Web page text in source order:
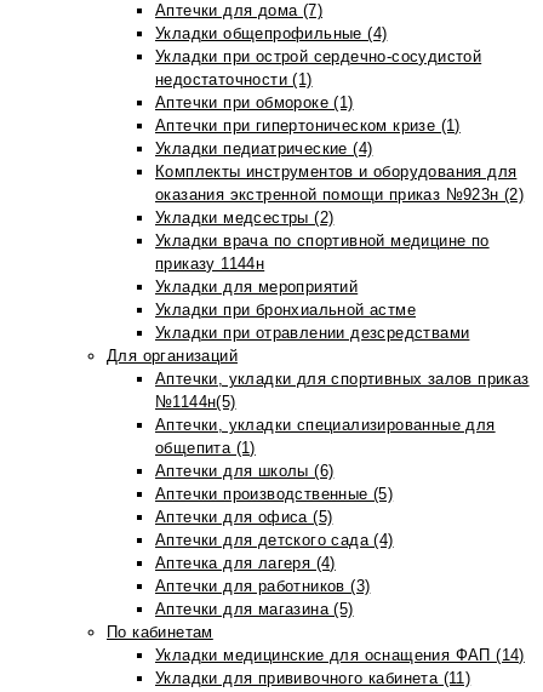
Аптечки для дома (7)
Укладки общепрофильные (4)
Укладки при острой сердечно-сосудистой
недостаточности (1)
Аптечки при обмороке (1)
Аптечки при гипертоническом кризе (1)
Укладки педиатрические (4)
Комплекты инструментов и оборудования для
оказания экстренной помощи приказ №923н (2)
Укладки медсестры (2)
Укладки врача по спортивной медицине по
приказу 1144н
Укладки для мероприятий
Укладки при бронхиальной астме
Укладки при отравлении дезсредствами
Для организаций
Аптечки, укладки для спортивных залов приказ
№1144н(5)
Аптечки, укладки специализированные для
общепита (1)
Аптечки для школы (6)
Аптечки производственные (5)
Аптечки для офиса (5)
Аптечки для детского сада (4)
Аптечка для лагеря (4)
Аптечки для работников (3)
Аптечки для магазина (5)
По кабинетам
Укладки медицинские для оснащения ФАП (14)
Укладки для прививочного кабинета (11)